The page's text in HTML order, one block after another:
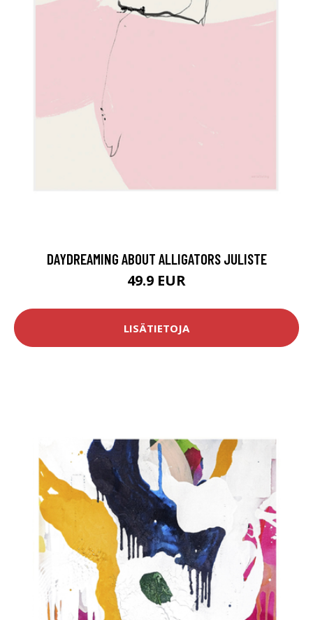
DAYDREAMING ABOUT ALLIGATORS JULISTE
49.9 EUR
LISÄTIETOJA